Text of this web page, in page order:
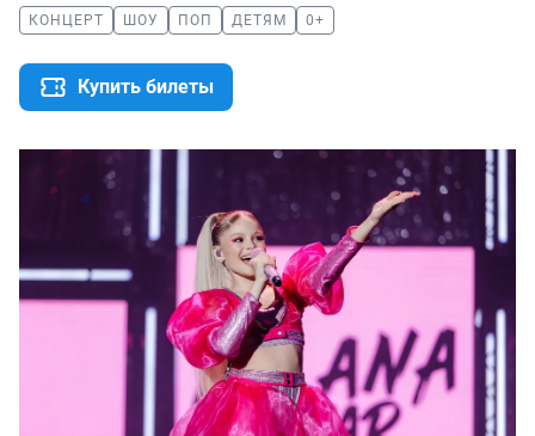
КОНЦЕРТ ШОУ ПОП ДЕТЯМ 0+
Купить билеты